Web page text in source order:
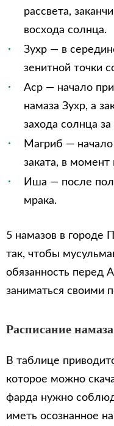
рассвета,
восхода солнца.
Зухр — в
зенитной точки
Аср — начало
намаза Зухр, а
захода солнца за
Магриб —
заката, в момент
Иша — после
мрака.
5 намазов в городе
так, чтобы
обязанность перед
заниматься своими
Расписание
В таблице
которое можно
фарда нужно
иметь осознанное